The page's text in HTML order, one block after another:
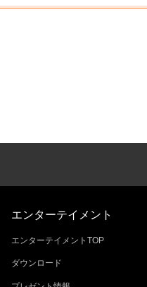
エンターテイメント
エンターテイメントTOP
ダウンロード